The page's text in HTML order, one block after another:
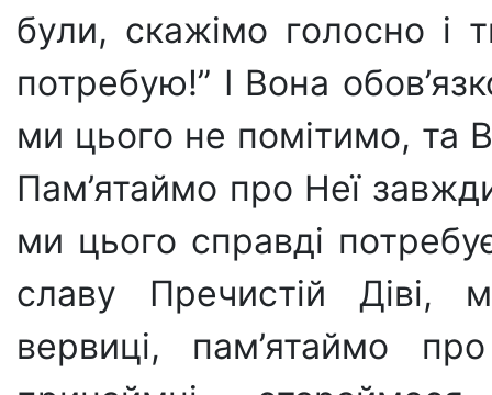
були, скажімо голосно і
потребую!” І Вона
ми цього не помітимо, та
Пам’ятаймо про Неї
ми цього справді
славу Пречистій Діві,
вервиці, пам’ятаймо